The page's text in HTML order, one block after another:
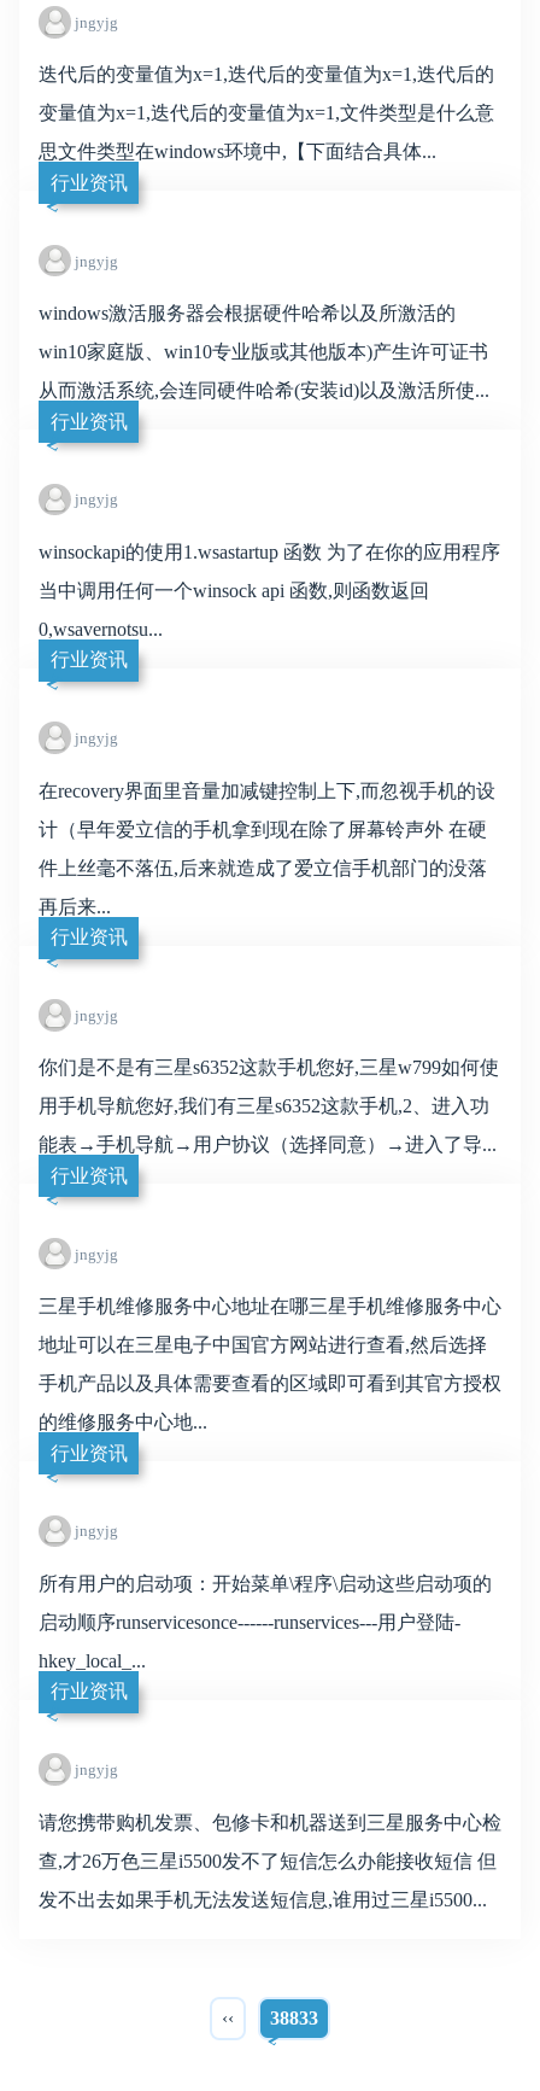
jngyjg
迭代后的变量值为x=1,迭代后的变量值为x=1,迭代后的
变量值为x=1,迭代后的变量值为x=1,文件类型是什么意
思文件类型在windows环境中,【下面结合具体...
行业资讯
jngyjg
windows激活服务器会根据硬件哈希以及所激活的
win10家庭版、win10专业版或其他版本)产生许可证书
从而激活系统,会连同硬件哈希(安装id)以及激活所使...
行业资讯
jngyjg
winsockapi的使用1.wsastartup 函数 为了在你的应用程序
当中调用任何一个winsock api 函数,则函数返回
0,wsavernotsu...
行业资讯
jngyjg
在recovery界面里音量加减键控制上下,而忽视手机的设
计（早年爱立信的手机拿到现在除了屏幕铃声外 在硬
件上丝毫不落伍,后来就造成了爱立信手机部门的没落
再后来...
行业资讯
jngyjg
你们是不是有三星s6352这款手机您好,三星w799如何使
用手机导航您好,我们有三星s6352这款手机,2、进入功
能表→手机导航→用户协议（选择同意）→进入了导...
行业资讯
jngyjg
三星手机维修服务中心地址在哪三星手机维修服务中心
地址可以在三星电子中国官方网站进行查看,然后选择
手机产品以及具体需要查看的区域即可看到其官方授权
的维修服务中心地...
行业资讯
jngyjg
所有用户的启动项：开始菜单\程序\启动这些启动项的
启动顺序runservicesonce------runservices---用户登陆-
hkey_local_...
行业资讯
jngyjg
请您携带购机发票、包修卡和机器送到三星服务中心检
查,才26万色三星i5500发不了短信怎么办能接收短信 但
发不出去‍如果手机无法发送短信息,谁用过三星i5500...
‹‹ 38833